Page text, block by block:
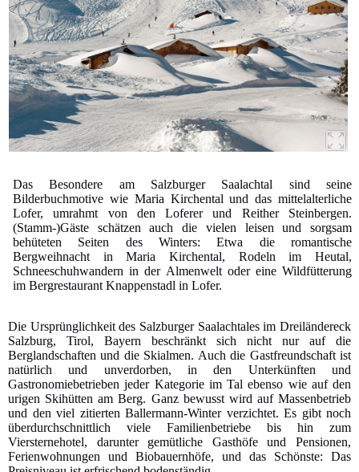
Das Besondere am Salzburger Saalachtal sind seine
Bilderbuchmotive wie Maria Kirchental und das mittelalterliche
Lofer, umrahmt von den Loferer und Reither Steinbergen.
(Stamm-)Gäste schätzen auch die vielen leisen und sorgsam
behüteten Seiten des Winters: Etwa die romantische
Bergweihnacht in Maria Kirchental, Rodeln im Heutal,
Schneeschuhwandern in der Almenwelt oder eine Wildfütterung
im Bergrestaurant Knappenstadl in Lofer.
Die Ursprünglichkeit des Salzburger Saalachtales im Dreiländereck
Salzburg, Tirol, Bayern beschränkt sich nicht nur auf die
Berglandschaften und die Skialmen. Auch die Gastfreundschaft ist
natürlich und unverdorben, in den Unterkünften und
Gastronomiebetrieben jeder Kategorie im Tal ebenso wie auf den
urigen Skihütten am Berg. Ganz bewusst wird auf Massenbetrieb
und den viel zitierten Ballermann-Winter verzichtet. Es gibt noch
überdurchschnittlich viele Familienbetriebe bis hin zum
Viersternehotel, darunter gemütliche Gasthöfe und Pensionen,
Ferienwohnungen und Biobauernhöfe, und das Schönste: Das